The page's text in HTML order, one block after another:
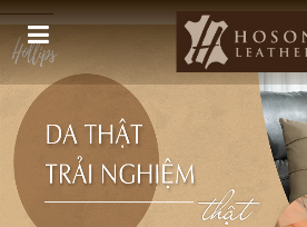
------------